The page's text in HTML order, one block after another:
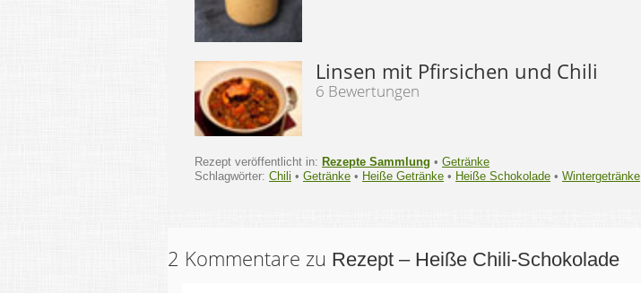
Linsen mit Pfirsichen und Chili
6 Bewertungen
Rezept veröffentlicht in: Rezepte Sammlung • Getränke
Schlagwörter: Chili • Getränke • Heiße Getränke • Heiße Schokolade • Wintergetränke
2 Kommentare zu Rezept – Heiße Chili-Schokolade